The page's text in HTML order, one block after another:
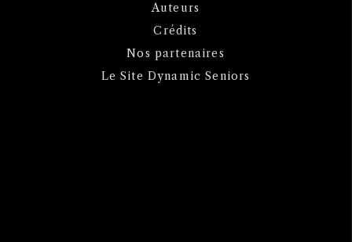
Auteurs
Crédits
Nos partenaires
Le Site Dynamic Seniors